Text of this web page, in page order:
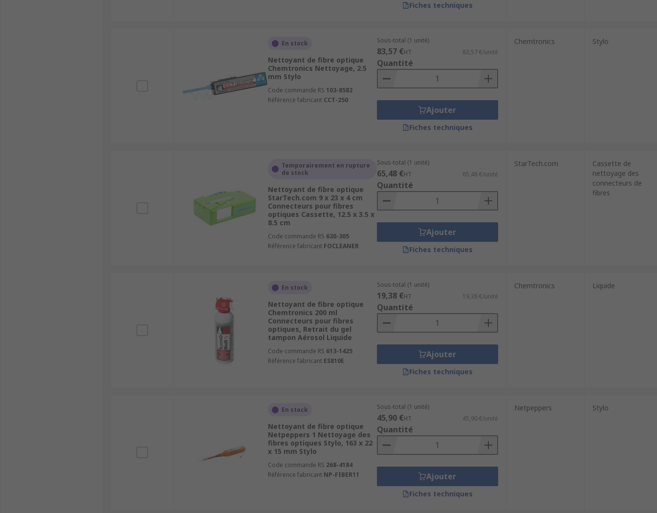
Fiches techniques
En stock
Nettoyant de fibre optique
Chemtronics Nettoyage, 2.5
mm Stylo
Code commande RS 103-8582
Référence fabricant CCT-250
Sous-total (1 unité)
83,57 €HT 83,57 €/unité
Quantité
Ajouter
Fiches techniques
Chemtronics Stylo
Temporairement en rupture
de stock
Nettoyant de fibre optique
StarTech.com 9 x 23 x 4 cm
Connecteurs pour fibres
optiques Cassette, 12.5 x 3.5 x
8.5 cm
Code commande RS 630-305
Référence fabricant FOCLEANER
Sous-total (1 unité)
65,48 €HT 65,48 €/unité
Quantité
Ajouter
Fiches techniques
StarTech.com
Cassette de
nettoyage des
connecteurs de
fibres
En stock
Nettoyant de fibre optique
Chemtronics 200 ml
Connecteurs pour fibres
optiques, Retrait du gel
tampon Aérosol Liquide
Code commande RS 613-1425
Référence fabricant ES810E
Sous-total (1 unité)
19,38 €HT 19,38 €/unité
Quantité
Ajouter
Fiches techniques
Chemtronics Liquide
En stock
Nettoyant de fibre optique
Netpeppers 1 Nettoyage des
fibres optiques Stylo, 163 x 22
x 15 mm Stylo
Code commande RS 268-4184
Référence fabricant NP-FIBER11
Sous-total (1 unité)
45,90 €HT 45,90 €/unité
Quantité
Ajouter
Fiches techniques
Netpeppers Stylo